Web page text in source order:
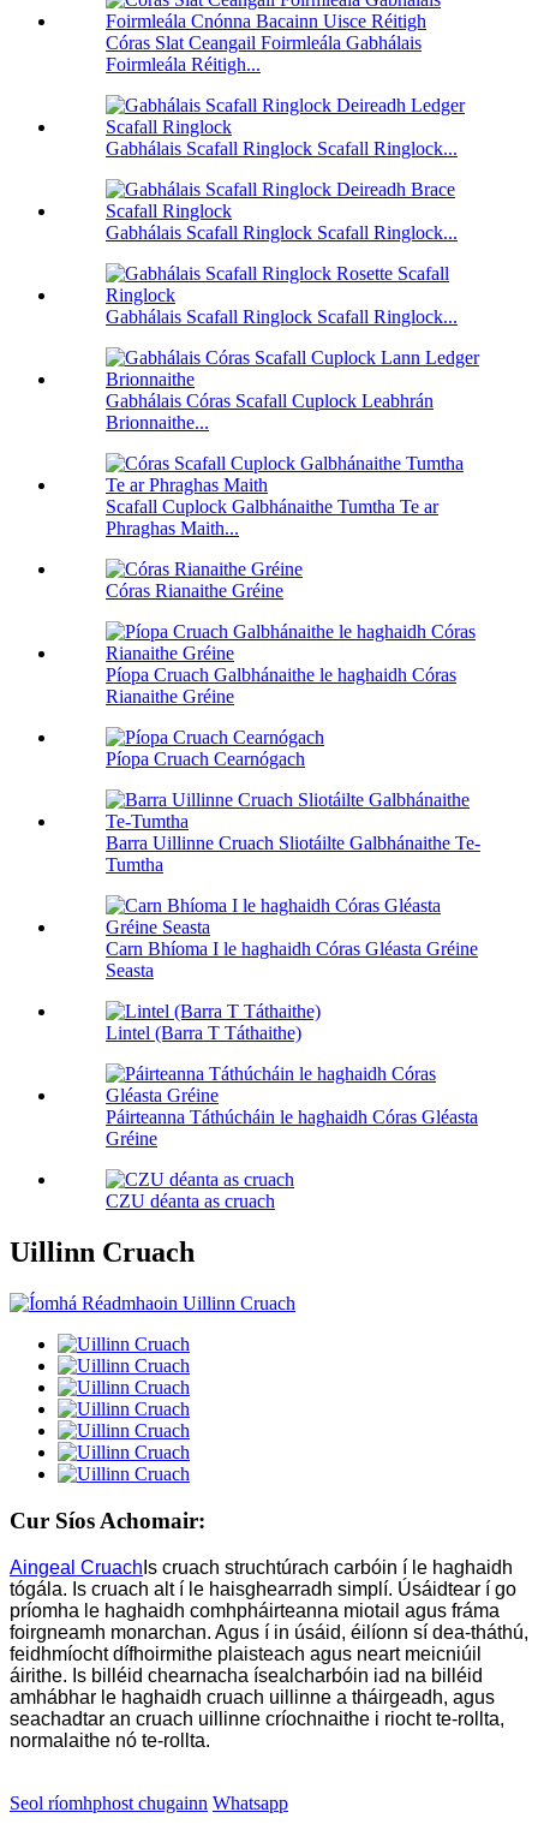
Córas Slat Ceangail Foirmleála Gabhálais
Foirmleála Réitigh...
Gabhálais Scafall Ringlock Scafall Ringlock...
Gabhálais Scafall Ringlock Scafall Ringlock...
Gabhálais Scafall Ringlock Scafall Ringlock...
Gabhálais Córas Scafall Cuplock Leabhrán
Brionnaithe...
Scafall Cuplock Galbhánaithe Tumtha Te ar
Phraghas Maith...
Córas Rianaithe Gréine
Píopa Cruach Galbhánaithe le haghaidh Córas
Rianaithe Gréine
Píopa Cruach Cearnógach
Barra Uillinne Cruach Sliotáilte Galbhánaithe Te-
Tumtha
Carn Bhíoma I le haghaidh Córas Gléasta Gréine
Seasta
Lintel (Barra T Táthaithe)
Páirteanna Táthúcháin le haghaidh Córas Gléasta
Gréine
CZU déanta as cruach
Uillinn Cruach
Cur Síos Achomair:
Aingeal Cruach Is cruach struchtúrach carbóin í le haghaidh
tógála. Is cruach alt í le haisghearradh simplí. Úsáidtear í go
príomha le haghaidh comhpháirteanna miotail agus fráma
foirgneamh monarchan. Agus í in úsáid, éilíonn sí dea-tháthú,
feidhmíocht dífhoirmithe plaisteach agus neart meicniúil
áirithe. Is billéid chearnacha ísealcharbóin iad na billéid
amhábhar le haghaidh cruach uillinne a tháirgeadh, agus
seachadtar an cruach uillinne críochnaithe i riocht te-rollta,
normalaithe nó te-rollta.
Seol ríomhphost chugainn Whatsapp